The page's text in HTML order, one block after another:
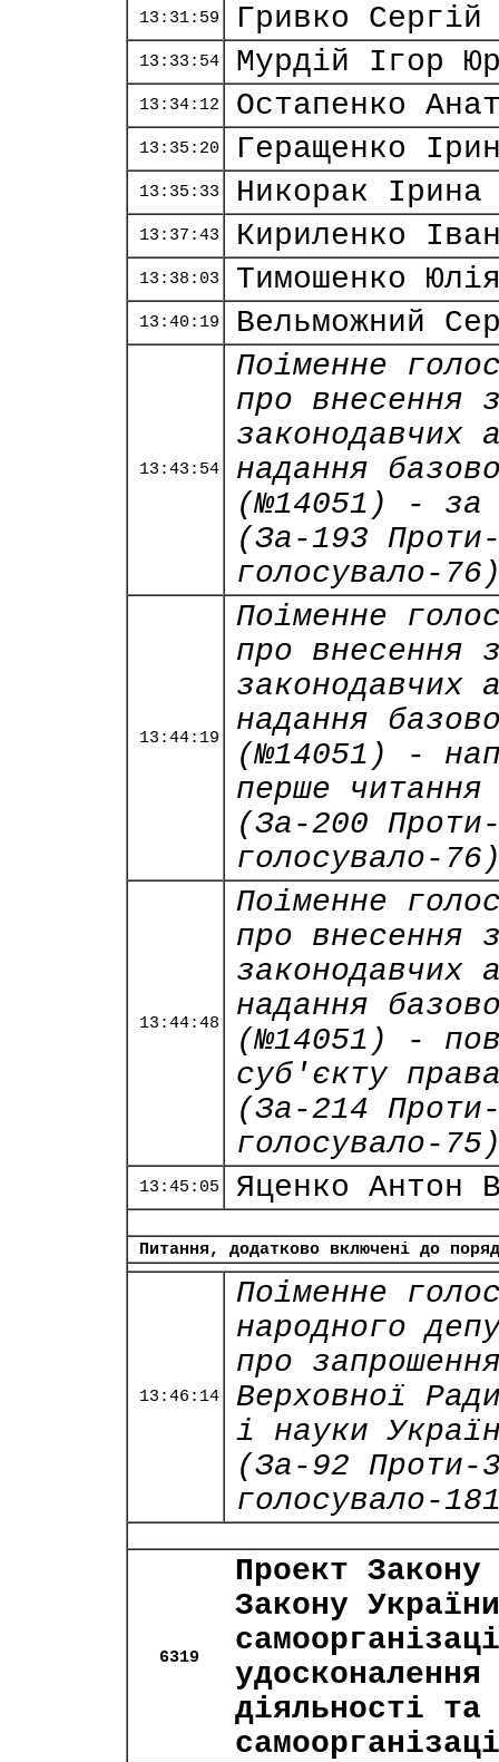
13:31:59 Гривко Сергій
13:33:54 Мурдій Ігор
13:34:12 Остапенко
13:35:20 Геращенко
13:35:33 Никорак Ірина
13:37:43 Кириленко
13:38:03 Тимошенко
13:40:19 Вельможний
13:43:54
Поіменне
про внесення
законодавчих
надання
(№14051) - за
(За-193
голосувало-
13:44:19
Поіменне
про внесення
законодавчих
надання
(№14051) -
перше читання
(За-200
голосувало-
13:44:48
Поіменне
про внесення
законодавчих
надання
(№14051) -
суб'єкту
(За-214
голосувало-
13:45:05 Яценко Антон
Питання, додатково включені до
13:46:14
Поіменне
народного
про
Верховної
і науки
(За-92 Проти-
голосувало-
6319
Проект
Закону
діяльності та